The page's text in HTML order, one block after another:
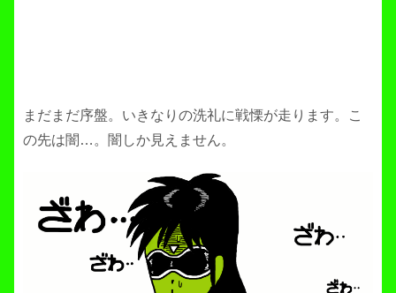
まだまだ序盤。いきなりの洗礼に戦慄が走ります。こ
の先は闇…。闇しか見えません。